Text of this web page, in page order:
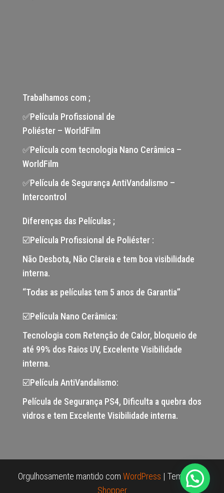
Trabalhamos com ;
✅Película Profissional de
Poliéster – WorldFilm
✅Película com tecnologia Nano Cerâmica –
WorldFilm
✅Película de Segurança AntiVandalismo –
Intercontrol
Diferenças das Películas ;
☑️Película Profissional de Poliéster :
Não Desbota, Não Clareia e tem boa visibilidade
interna.
“Todas as películas tem 5 anos de Garantia”
☑️Película Nano Cerâmica:
Tecnologia com Retenção de Calor, bloqueio de
até 99% dos Raios UV, Excelente Visibilidade
interna.
☑️Película AntiVandalismo:
Película de Segurança PS4, Dificulta a quebra dos
vidros e tem Excelente Visibilidade interna.
Orgulhosamente mantido com WordPress | Tema:Envo
Shopper